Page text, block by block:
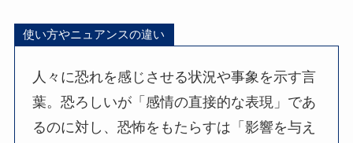
使い方やニュアンスの違い
人々に恐れを感じさせる状況や事象を示す言
葉。恐ろしいが「感情の直接的な表現」であ
るのに対し、恐怖をもたらすは「影響を与え